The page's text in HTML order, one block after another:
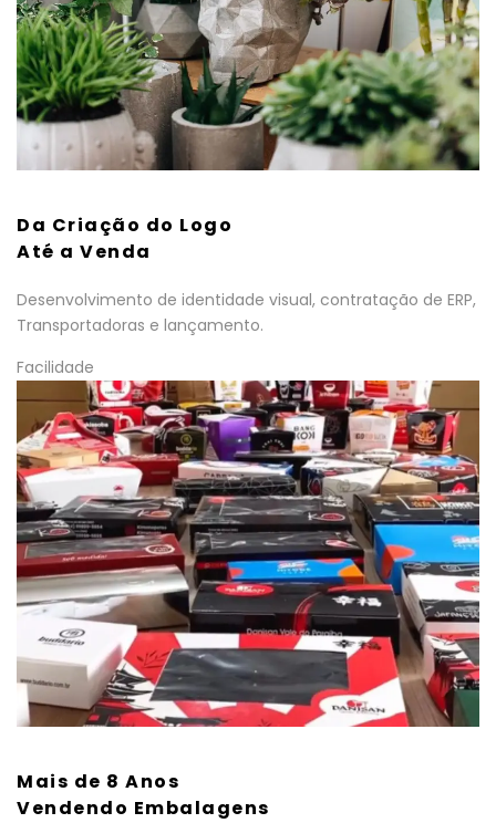
Da Criação do Logo
Até a Venda
Desenvolvimento de identidade visual, contratação de ERP,
Transportadoras e lançamento.
Facilidade
Mais de 8 Anos
Vendendo Embalagens